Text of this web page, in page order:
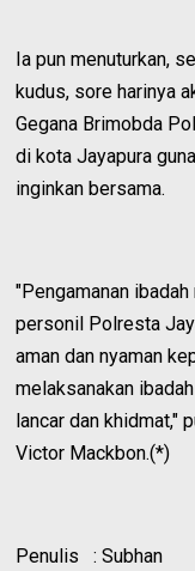
Ia pun menuturkan,
kudus, sore harinya
Gegana Brimobda
di kota Jayapura
inginkan bersama.
"Pengamanan
personil Polresta
aman dan nyaman
melaksanakan
lancar dan khidmat,"
Victor Mackbon.(*)
Penulis : Subhan